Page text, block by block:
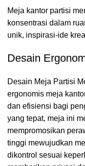
Meja kantor partisi
konsentrasi dalam
unik, inspirasi-ide
Desain
Desain Meja Partisi
ergonomis meja
dan efisiensi bagi
yang tepat, meja ini
mempromosikan
tinggi mewujudkan
dikontrol sesuai